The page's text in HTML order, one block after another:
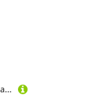
Générique Skateboard-Rucksack – große Tragetasche mit großer Kapazität | 600D Oxford-Gewebe, große Kapazität, Verstellbarer Gurt, für, Frauen, Jugendliche, Hockey, Skaten